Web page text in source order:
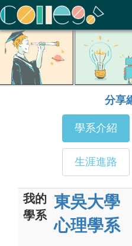
ColleGo! 大學選才與高中育才輔
分享
學系介紹
生涯進路
我的
學系
東吳大學
心理學系